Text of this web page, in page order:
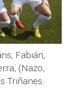
Fabián,
(Nazo,
Triñanes.